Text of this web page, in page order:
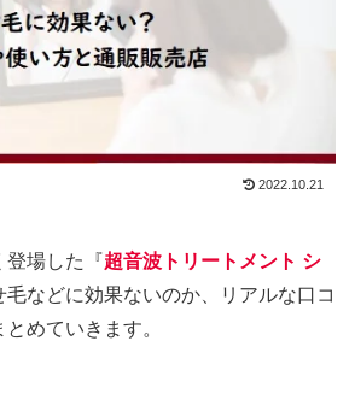
2022.10.21
登場した『超音波トリートメント シ
毛などに効果ないのか、リアルな口コ
めていきます。